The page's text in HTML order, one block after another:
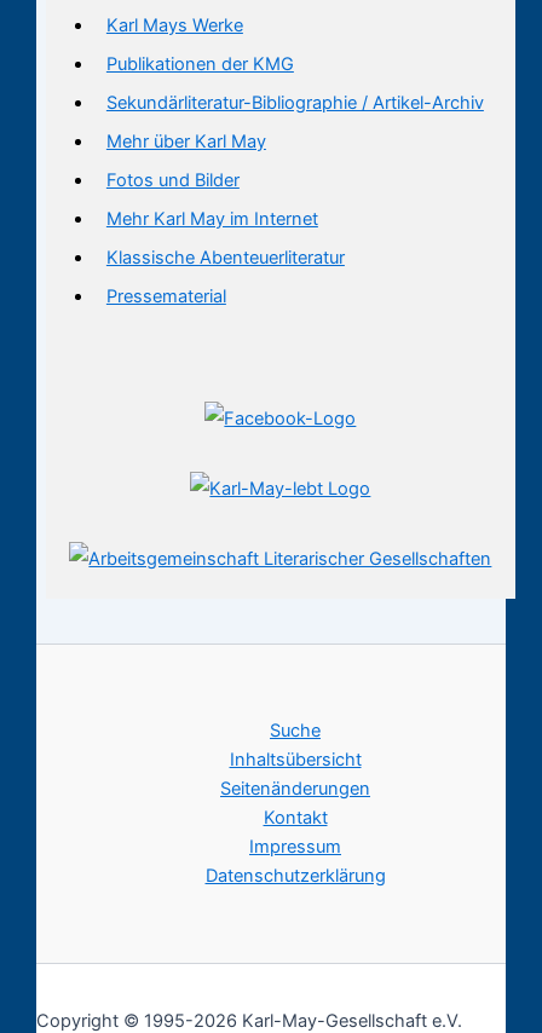
Karl Mays Werke
Publikationen der KMG
Sekundärliteratur-Bibliographie / Artikel-Archiv
Mehr über Karl May
Fotos und Bilder
Mehr Karl May im Internet
Klassische Abenteuerliteratur
Pressematerial
Suche
Inhaltsübersicht
Seitenänderungen
Kontakt
Impressum
Datenschutzerklärung
Copyright © 1995-2026 Karl-May-Gesellschaft e.V.